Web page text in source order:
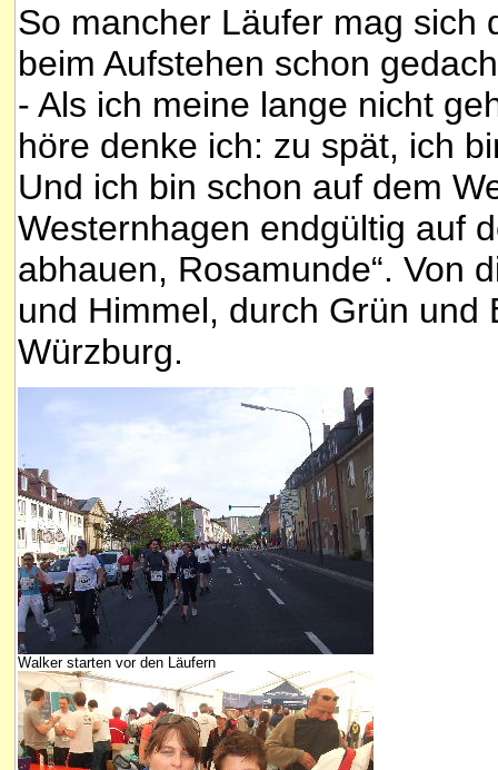
So mancher Läufer mag sich
beim Aufstehen schon
- Als ich meine lange nicht
höre denke ich: zu spät, ich
Und ich bin schon auf dem
Westernhagen endgültig auf
abhauen, Rosamunde“. Von
und Himmel, durch Grün und
Würzburg.
Walker starten vor den Läufern